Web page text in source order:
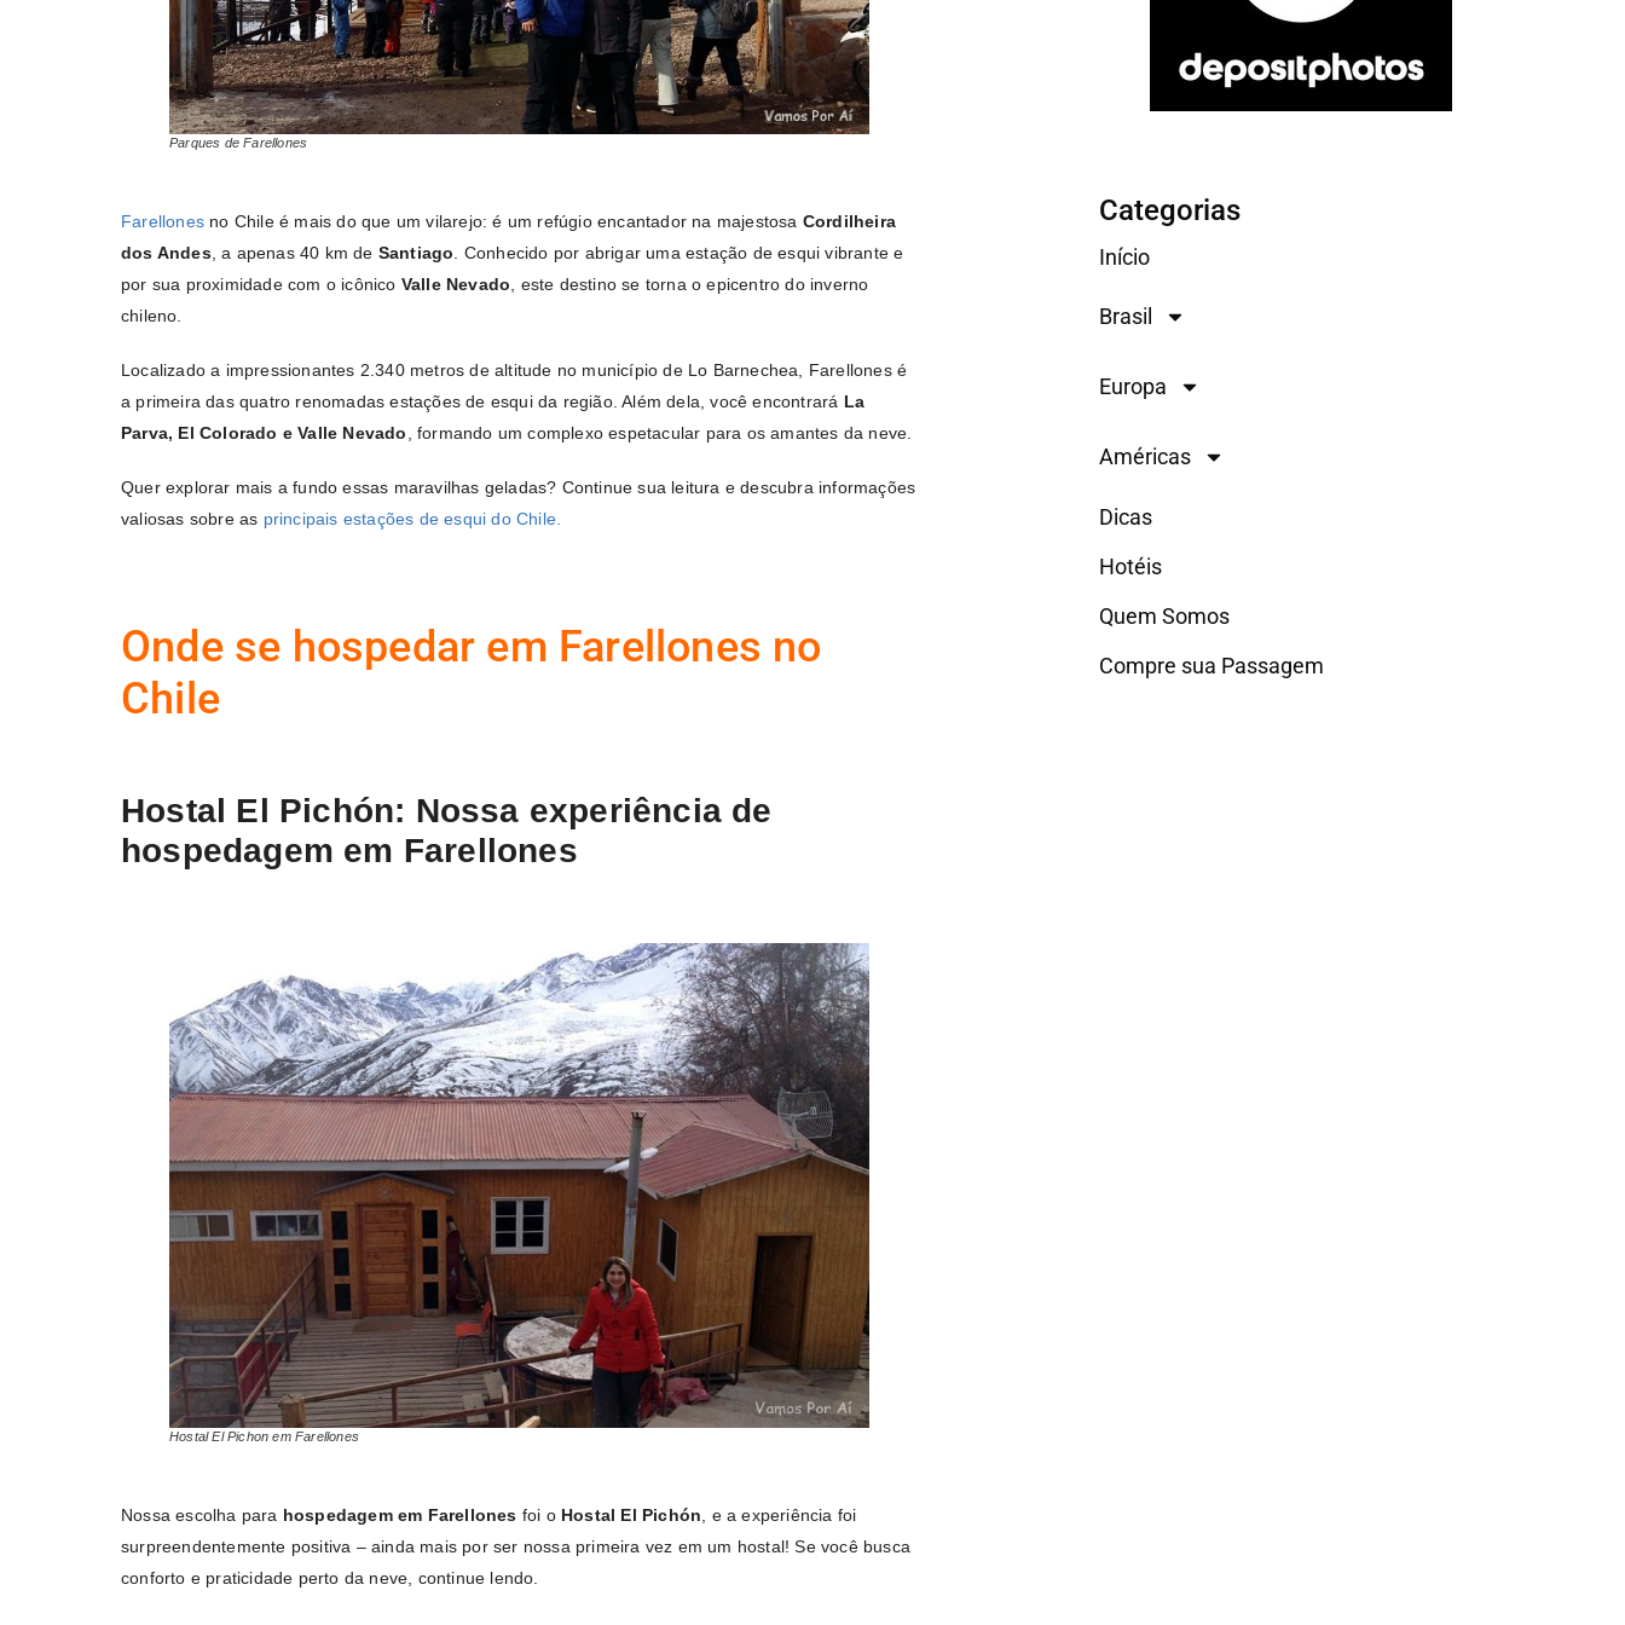
Parques de Farellones
Farellones no Chile é mais do que um vilarejo: é um refúgio encantador na majestosa Cordilheira
dos Andes, a apenas 40 km de Santiago . Conhecido por abrigar uma estação de esqui vibrante e
por sua proximidade com o icônico Valle Nevado , este destino se torna o epicentro do inverno
chileno.
Localizado a impressionantes 2.340 metros de altitude no município de Lo Barnechea, Farellones é
a primeira das quatro renomadas estações de esqui da região. Além dela, você encontrará La
Parva, El Colorado e Valle Nevado
, formando um complexo espetacular para os amantes da neve.
Quer explorar mais a fundo essas maravilhas geladas? Continue sua leitura e descubra informações
valiosas sobre as principais estações de esqui do Chile.
Onde se hospedar em Farellones no
Chile
Hostal El Pichón: Nossa experiência de
hospedagem em Farellones
Hostal El Pichon em Farellones
Nossa escolha para hospedagem em Farellones foi o Hostal El Pichón, e a experiência foi
surpreendentemente positiva – ainda mais por ser nossa primeira vez em um hostal! Se você busca
conforto e praticidade perto da neve, continue lendo.
Categorias
Início
Brasil
Europa
Américas
Dicas
Hotéis
Quem Somos
Compre sua Passagem